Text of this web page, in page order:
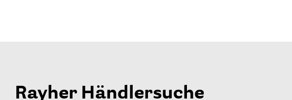
Rayher Händlersuche